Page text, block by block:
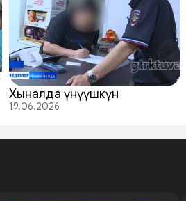
Хыналда үнүүшкүн
19.06.2026